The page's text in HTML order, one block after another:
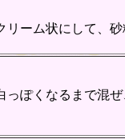
ーム状にして、砂
ぽくなるまで混